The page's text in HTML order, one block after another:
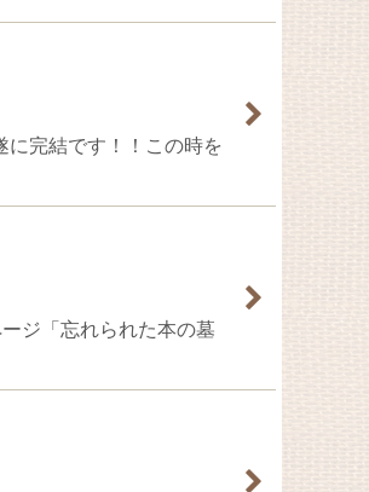
完結です！！この時を
ジ「忘れられた本の墓